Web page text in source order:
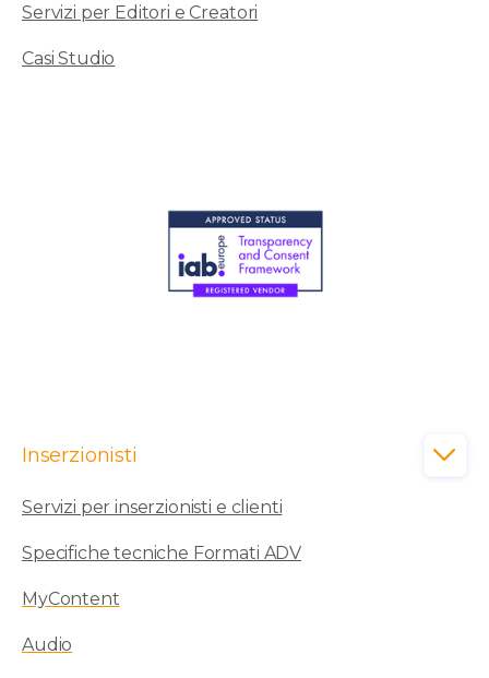
Servizi per Editori e Creatori
Casi Studio
Inserzionisti 
Servizi per inserzionisti e clienti
Specifiche tecniche Formati ADV
MyContent
Audio